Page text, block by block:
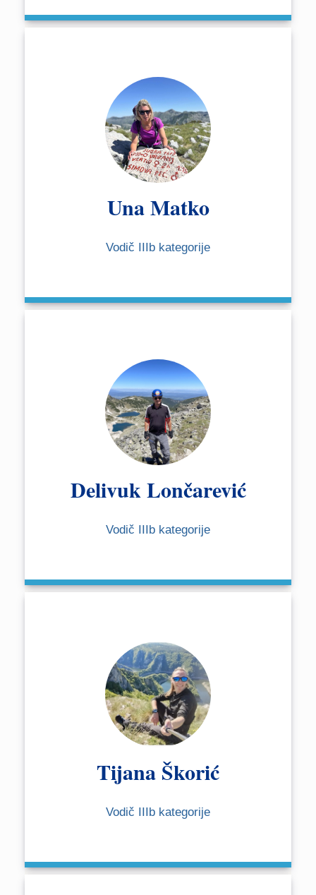
Una Matko
Vodič IIIb kategorije
Delivuk Lončarević
Vodič IIIb kategorije
Tijana Škorić
Vodič IIIb kategorije